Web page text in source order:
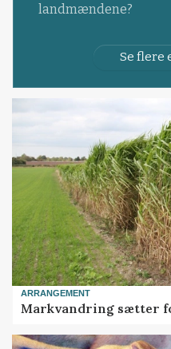
landmændene?
Se flere
ARRANGEMENT
Markvandring sætter